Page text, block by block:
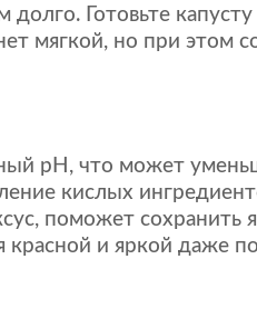
Готовьте
мягкой, но при этом
pH, что может
кислых
поможет сохранить
красной и яркой даже